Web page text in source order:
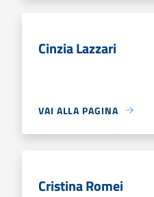
Cinzia Lazzari
VAI ALLA PAGINA
Cristina Romei